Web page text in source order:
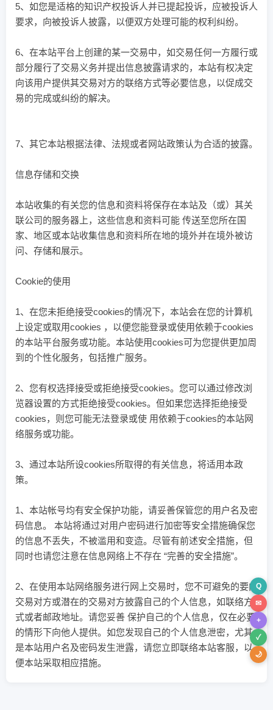
5、如您是适格的知识产权投诉人并已提起投诉，应被投诉人
要求，向被投诉人披露，以便双方处理可能的权利纠纷。
6、在本站平台上创建的某一交易中，如交易任何一方履行或
部分履行了交易义务并提出信息披露请求的，本站有权决定
向该用户提供其交易对方的联络方式等必要信息，以促成交
易的完成或纠纷的解决。
7、其它本站根据法律、法规或者网站政策认为合适的披露。
信息存储和交换
本站收集的有关您的信息和资料将保存在本站及（或）其关
联公司的服务器上，这些信息和资料可能 传送至您所在国
家、地区或本站收集信息和资料所在地的境外并在境外被访
问、存储和展示。
Cookie的使用
1、在您未拒绝接受cookies的情况下，本站会在您的计算机
上设定或取用cookies ，以便您能登录或使用依赖于cookies
的本站平台服务或功能。本站使用cookies可为您提供更加周
到的个性化服务，包括推广服务。
2、您有权选择接受或拒绝接受cookies。您可以通过修改浏
览器设置的方式拒绝接受cookies。但如果您选择拒绝接受
cookies，则您可能无法登录或使 用依赖于cookies的本站网
络服务或功能。
3、通过本站所设cookies所取得的有关信息，将适用本政
策。
1、本站帐号均有安全保护功能，请妥善保管您的用户名及密
码信息。 本站将通过对用户密码进行加密等安全措施确保您
的信息不丢失，不被滥用和变造。尽管有前述安全措施，但
同时也请您注意在信息网络上不存在 “完善的安全措施”。
2、在使用本站网络服务进行网上交易时，您不可避免的要向
交易对方或潜在的交易对方披露自己的个人信息，如联络方
式或者邮政地址。请您妥善 保护自己的个人信息，仅在必要
的情形下向他人提供。如您发现自己的个人信息泄密，尤其
是本站用户名及密码发生泄露，请您立即联络本站客服，以
便本站采取相应措施。
Q
✉
+
✓
🌙